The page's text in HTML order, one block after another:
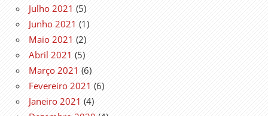
Julho 2021 (5)
Junho 2021 (1)
Maio 2021 (2)
Abril 2021 (5)
Março 2021 (6)
Fevereiro 2021 (6)
Janeiro 2021 (4)